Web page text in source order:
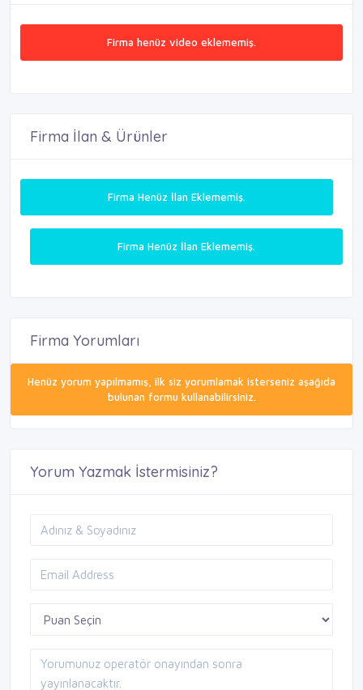
Firma henüz video eklememiş.
Firma İlan & Ürünler
Firma Henüz İlan Eklememiş.
Firma Henüz İlan Eklememiş.
Firma Yorumları
Henüz yorum yapılmamış, ilk siz yorumlamak isterseniz aşağıda
bulunan formu kullanabilirsiniz.
Yorum Yazmak İstermisiniz?